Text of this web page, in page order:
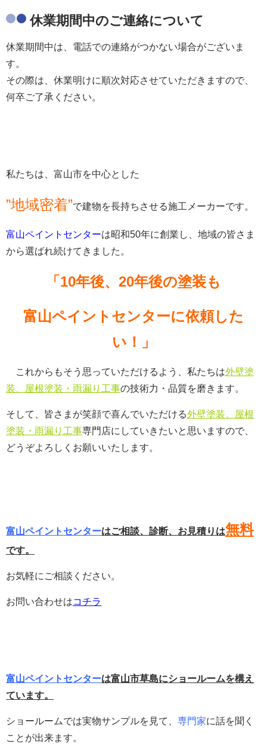
休業期間中のご連絡について
休業期間中は、電話での連絡がつかない場合がございま
す。
その際は、休業明けに順次対応させていただきますので、
何卒ご了承ください。
私たちは、富山市を中心とした
”地域密着”で建物を長持ちさせる施工メーカーです。
富山ペイントセンターは昭和50年に創業し、地域の皆さま
から選ばれ続けてきました。
「10年後、20年後の塗装も
富山ペイントセンターに依頼した
い！」
これからもそう思っていただけるよう、私たちは外壁塗
装、屋根塗装・雨漏り工事の技術力・品質を磨きます。
そして、皆さまが笑顔で喜んでいただける外壁塗装、屋根
塗装・雨漏り工事専門店にしていきたいと思いますので、
どうぞよろしくお願いいたします。
富山ペイントセンターはご相談、診断、お見積りは無料
です。
お気軽にご相談ください。
お問い合わせはコチラ
富山ペイントセンターは富山市草島にショールームを構え
ています。
ショールームでは実物サンプルを見て、 専門家に話を聞く
ことが出来ます。